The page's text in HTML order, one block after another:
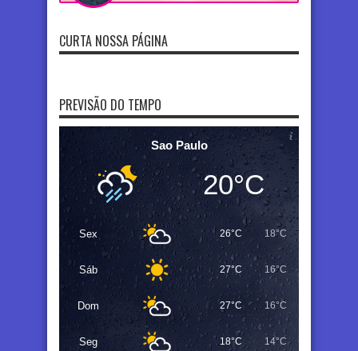
CURTA NOSSA PÁGINA
PREVISÃO DO TEMPO
Sao Paulo
20°C
Sex 26°C 18°C
Sáb 27°C 16°C
Dom 27°C 16°C
Seg 18°C 14°C